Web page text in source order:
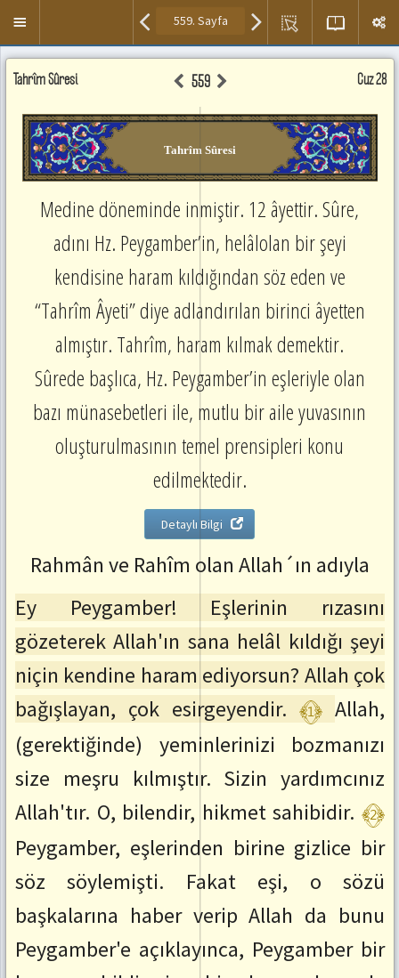
Kısayol
tuşları
Ayet
Sesini
/
Duraklat
:
space
Sonraki
Sayfaya
Git
SağOk
Önceki
Git
SolOk
Ayete
:
Önceki
Menuyü
Kur'an
,Meal
Tefsir
Okuma
Alanı.
Seslendirmek
Meal
Tahrîm Sûresi 559 Cüz 28
Tahrîm Sûresi
Medine döneminde inmiştir. 12 âyettir. Sûre,
adını Hz. Peygamber’in, helâlolan bir şeyi
kendisine haram kıldığından söz eden ve
“Tahrîm Âyeti” diye adlandırılan birinci âyetten
almıştır. Tahrîm, haram kılmak demektir.
Sûrede başlıca, Hz. Peygamber’in eşleriyle olan
bazı münasebetleri ile, mutlu bir aile yuvasının
oluşturulmasının temel prensipleri konu
edilmektedir.
Detaylı Bilgi
Rahmân ve Rahîm olan Allah´ın adıyla
Ey Peygamber! Eşlerinin rızasını
gözeterek Allah'ın sana helâl kıldığı şeyi
niçin kendine haram ediyorsun? Allah çok
bağışlayan, çok esirgeyendir. ﴾1﴿ Allah,
(gerektiğinde) yeminlerinizi bozmanızı
size meşru kılmıştır. Sizin yardımcınız
Allah'tır. O, bilendir, hikmet sahibidir. ﴾2﴿
Peygamber, eşlerinden birine gizlice bir
söz söylemişti. Fakat eşi, o sözü
başkalarına haber verip Allah da bunu
Peygamber'e açıklayınca, Peygamber bir
Meal